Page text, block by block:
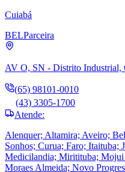
Cuiabá
BELParceira
AV O, SN - Distrito Industrial,
(65) 98101-0010
(43) 3305-1700
Atende:
Alenquer; Altamira; Aveiro;
Sonhos; Curua; Faro; Itaituba;
Medicilandia; Miritituba;
Moraes Almeida; Novo